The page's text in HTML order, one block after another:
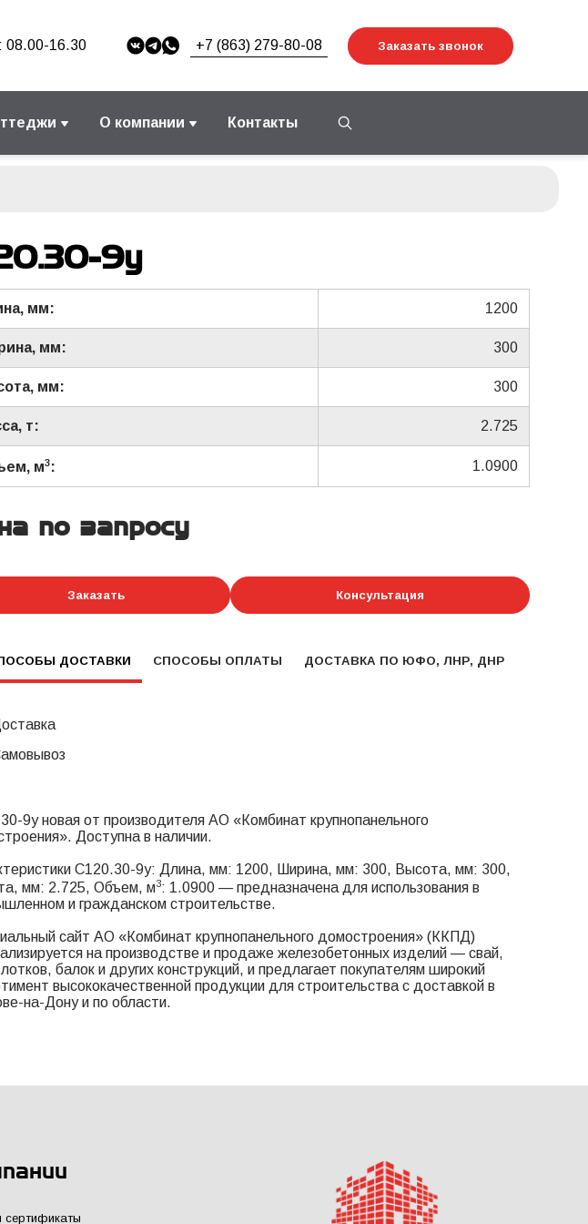
08.00-16.30 +7 (863) 279-80-08 Заказать звонок
О компании Контакты
9у
мм: 1200
мм: 300
мм: 300
т: 2.725
м3: 1.0900
по запросу
Заказать Консультация
ДОСТАВКИ СПОСОБЫ ОПЛАТЫ ДОСТАВКА ПО ЮФО, ЛНР, ДНР
9у новая от производителя АО «Комбинат крупнопанельного
Доступна в наличии.
С120.30-9у: Длина, мм: 1200, Ширина, мм: 300, Высота, мм: 300,
мм: 2.725, Объем, м3: 1.0900 — предназначена для использования в
и гражданском строительстве.
сайт АО «Комбинат крупнопанельного домостроения» (ККПД)
на производстве и продаже железобетонных изделий — свай,
балок и других конструкций, и предлагает покупателям широкий
высококачественной продукции для строительства с доставкой в
на-Дону и по области.
сертификаты